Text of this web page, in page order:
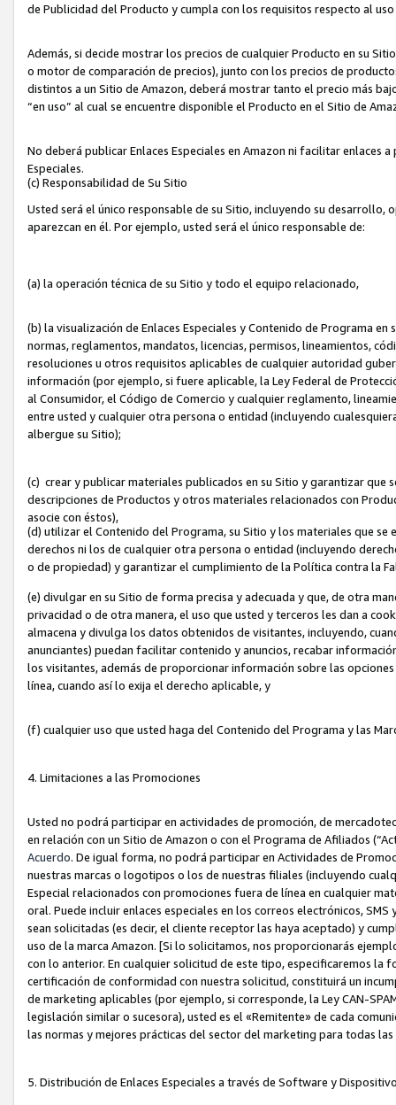
de Publicidad del Producto y cumpla con los requisitos respecto al uso
Además, si decide mostrar los precios de cualquier Producto en su
o motor de comparación de precios), junto con los precios de
distintos a un Sitio de Amazon, deberá mostrar tanto el precio más
“en uso” al cual se encuentre disponible el Producto en el Sitio de
No deberá publicar Enlaces Especiales en Amazon ni facilitar enlaces
Especiales.
(c) Responsabilidad de Su Sitio
Usted será el único responsable de su Sitio, incluyendo su
aparezcan en él. Por ejemplo, usted será el único responsable de:
(a) la operación técnica de su Sitio y todo el equipo relacionado,
(b) la visualización de Enlaces Especiales y Contenido de Programa
normas, reglamentos, mandatos, licencias, permisos, lineamientos,
resoluciones u otros requisitos aplicables de cualquier autoridad
información (por ejemplo, si fuere aplicable, la Ley Federal de
al Consumidor, el Código de Comercio y cualquier reglamento,
entre usted y cualquier otra persona o entidad (incluyendo
albergue su Sitio);
(c) crear y publicar materiales publicados en su Sitio y garantizar que
descripciones de Productos y otros materiales relacionados con
asocie con éstos),
(d) utilizar el Contenido del Programa, su Sitio y los materiales que se
derechos ni los de cualquier otra persona o entidad (incluyendo
o de propiedad) y garantizar el cumplimiento de la Política contra la
(e) divulgar en su Sitio de forma precisa y adecuada y que, de otra
privacidad o de otra manera, el uso que usted y terceros les dan a
almacena y divulga los datos obtenidos de visitantes, incluyendo,
anunciantes) puedan facilitar contenido y anuncios, recabar
los visitantes, además de proporcionar información sobre las
línea, cuando así lo exija el derecho aplicable, y
(f) cualquier uso que usted haga del Contenido del Programa y las
4. Limitaciones a las Promociones
Usted no podrá participar en actividades de promoción, de
en relación con un Sitio de Amazon o con el Programa de Afiliados
Acuerdo. De igual forma, no podrá participar en Actividades de
nuestras marcas o logotipos o los de nuestras filiales (incluyendo
Especial relacionados con promociones fuera de línea en cualquier
oral. Puede incluir enlaces especiales en los correos electrónicos,
sean solicitadas (es decir, el cliente receptor las haya aceptado) y
uso de la marca Amazon. [Si lo solicitamos, nos proporcionarás
con lo anterior. En cualquier solicitud de este tipo, especificaremos
certificación de conformidad con nuestra solicitud, constituirá un
de marketing aplicables (por ejemplo, si corresponde, la Ley CAN-
legislación similar o sucesora), usted es el «Remitente» de cada
las normas y mejores prácticas del sector del marketing para todas
5. Distribución de Enlaces Especiales a través de Software y